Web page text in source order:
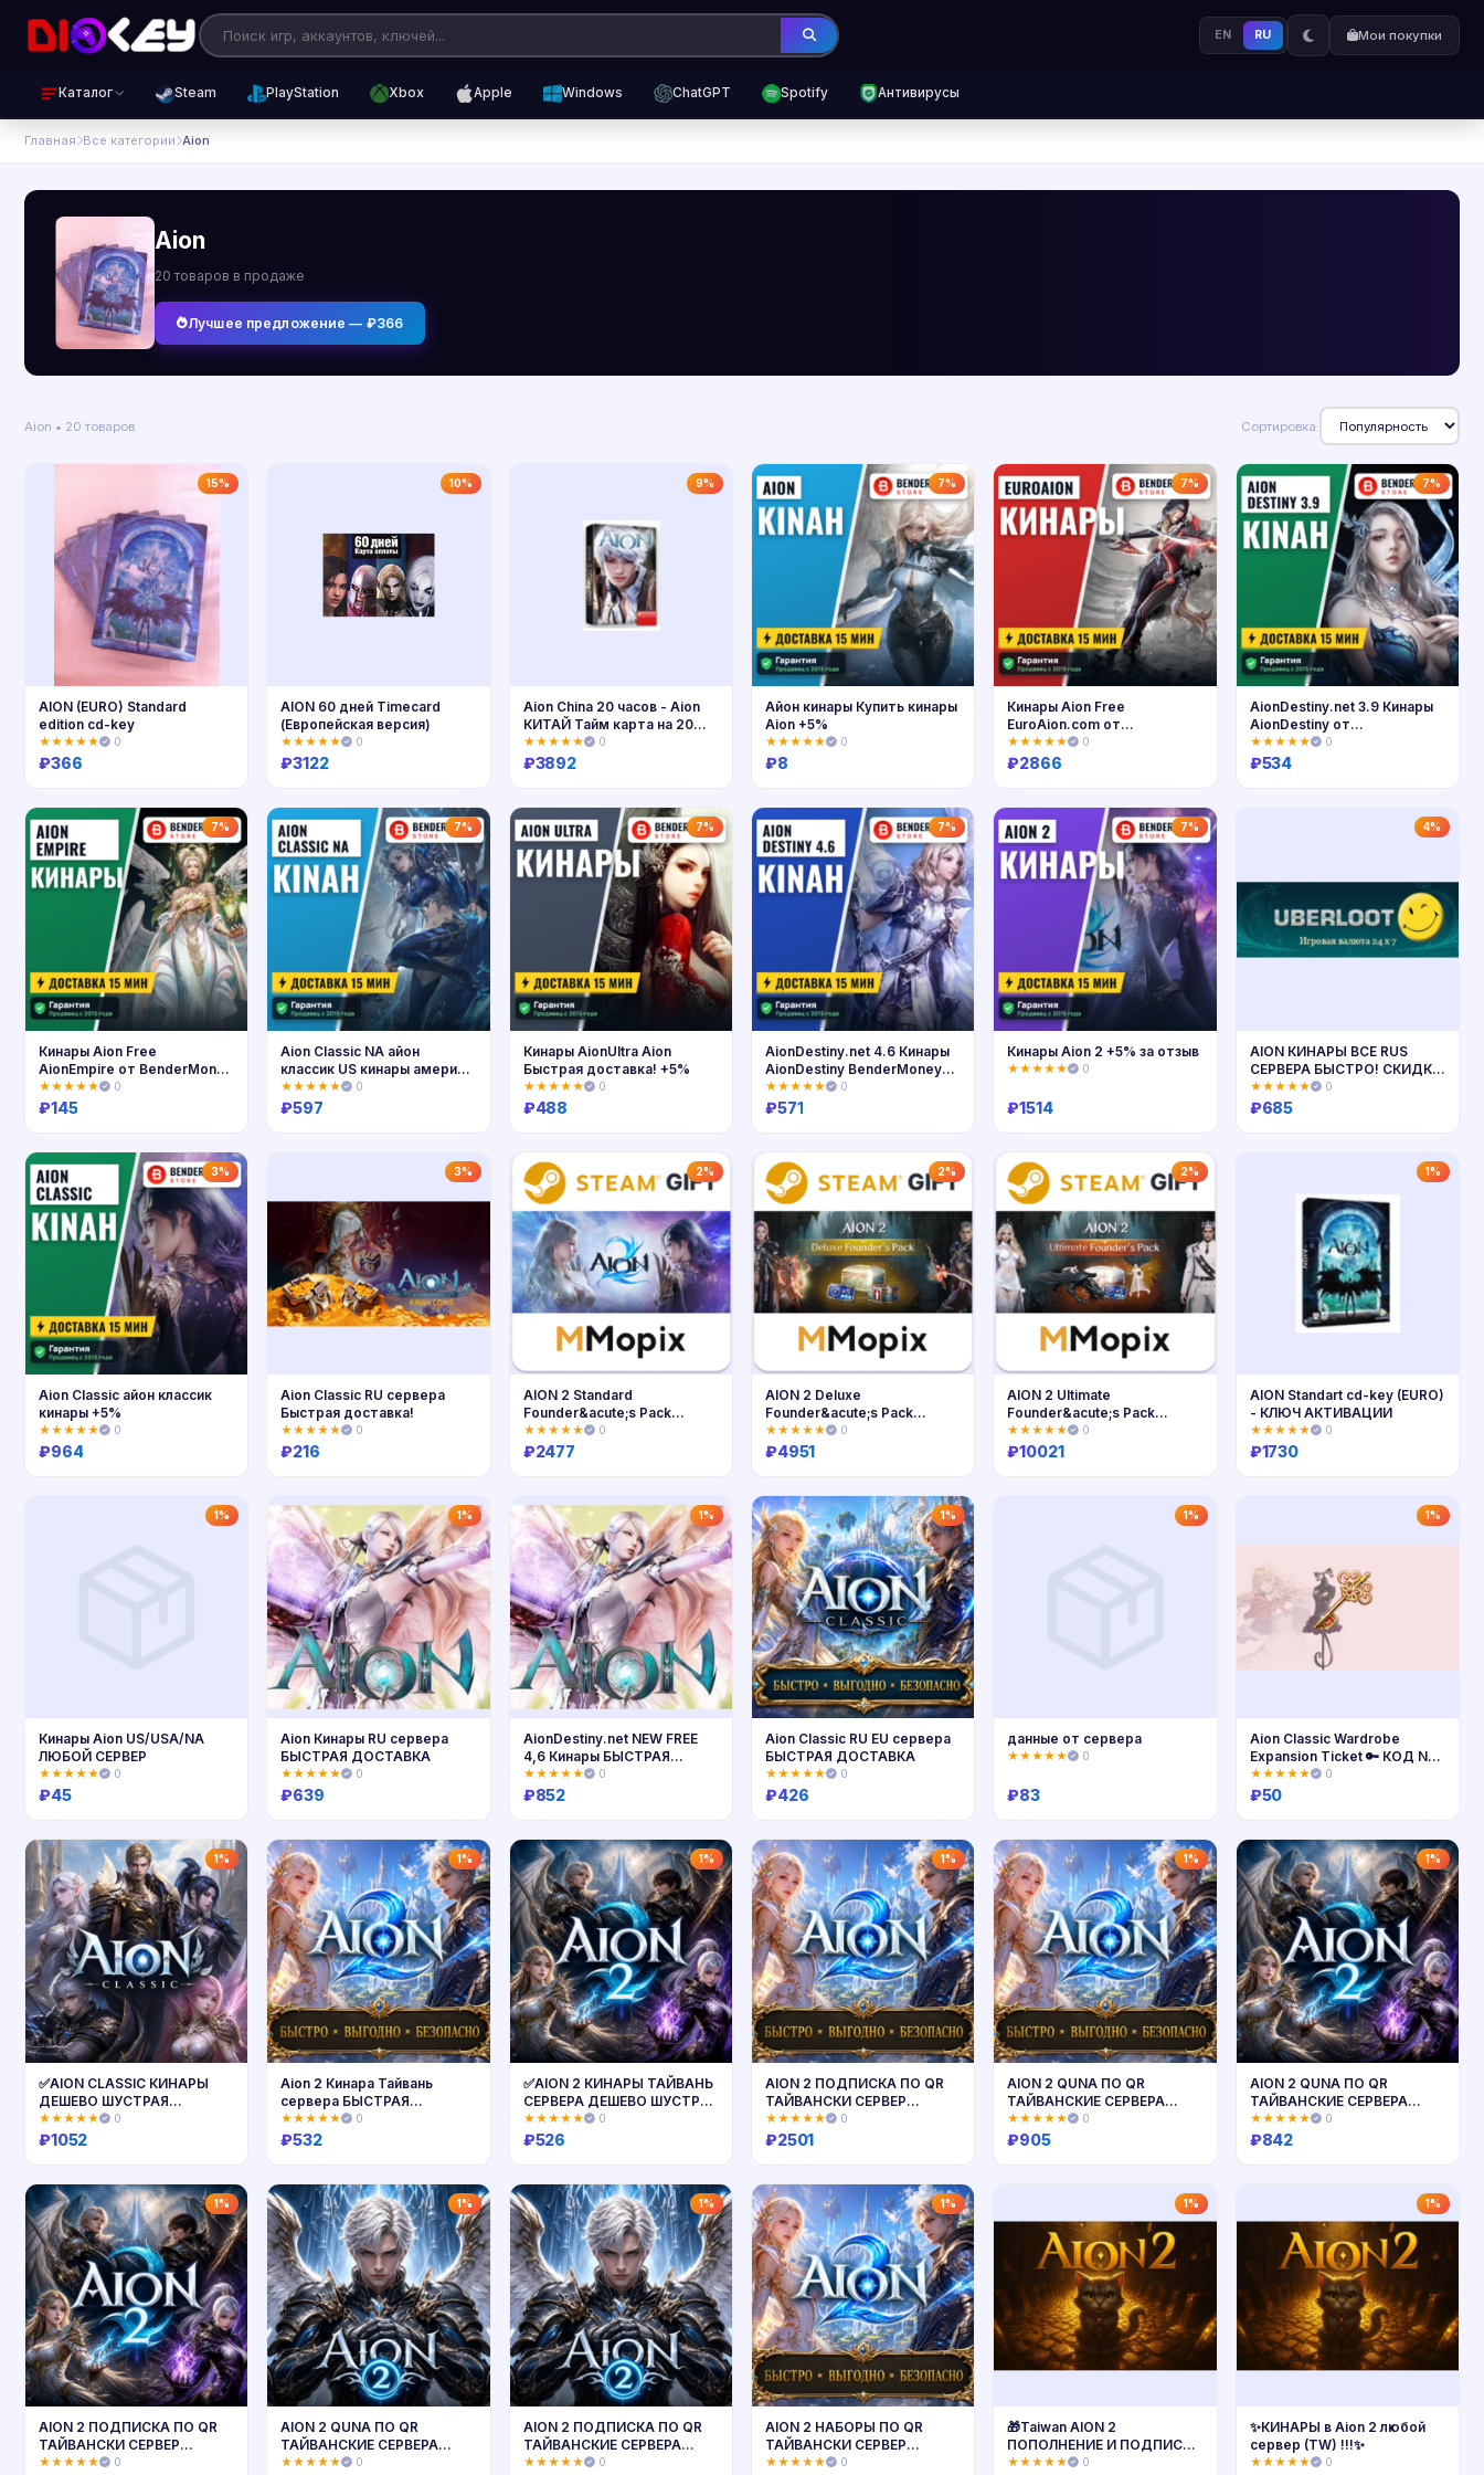
EN RU Мои покупки
Каталог Steam PlayStation Xbox Apple Windows ChatGPT Spotify Антивирусы
Главная Все категории Aion
Aion
20 товаров в продаже
Лучшее предложение — ₽366
Aion • 20 товаров Сортировка:
15%
Купить
AION (EURO) Standard
edition cd-key
★★★★★ 0
₽366
10%
Купить
AION 60 дней Timecard
(Европейская версия)
★★★★★ 0
₽3122
9%
Купить
Aion China 20 часов - Aion
КИТАЙ Тайм карта на 20
часов
★★★★★ 0
₽3892
7%
Купить
Айон кинары Купить кинары
Aion +5%
★★★★★ 0
₽8
7%
Купить
Кинары Aion Free
EuroAion.com от
BenderMoney +5%
★★★★★ 0
₽2866
7%
AionDestiny.net 3.9 Кинары
AionDestiny от
BenderMoney
★★★★★ 0
₽534
7%
Купить
Кинары Aion Free
AionEmpire от BenderMoney
+5%
★★★★★ 0
₽145
7%
Aion Classic NA айон
классик US кинары америка
+5%
★★★★★ 0
₽597
7%
Кинары AionUltra Aion
Быстрая доставка! +5%
★★★★★ 0
₽488
7%
AionDestiny.net 4.6 Кинары
AionDestiny BenderMoney
+5%
★★★★★ 0
₽571
7%
Кинары Aion 2 +5% за отзыв
★★★★★ 0
₽1514
4%
AION КИНАРЫ ВСЕ RUS
СЕРВЕРА БЫСТРО! СКИДКИ
+ БОНУС 7%
★★★★★ 0
₽685
3%
Aion Classic айон классик
кинары +5%
★★★★★ 0
₽964
3%
Купить
Aion Classic RU сервера
Быстрая доставка!
★★★★★ 0
₽216
2%
Купить
AION 2 Standard
Founder&acute;s Pack
STEAM
★★★★★ 0
₽2477
2%
Купить
AION 2 Deluxe
Founder&acute;s Pack
STEAM
★★★★★ 0
₽4951
2%
AION 2 Ultimate
Founder&acute;s Pack
STEAM
★★★★★ 0
₽10021
1%
AION Standart cd-key (EURO)
- КЛЮЧ АКТИВАЦИИ
★★★★★ 0
₽1730
1%
Купить
Кинары Aion US/USA/NA
ЛЮБОЙ СЕРВЕР
★★★★★ 0
₽45
1%
Купить
Aion Кинары RU сервера
БЫСТРАЯ ДОСТАВКА
★★★★★ 0
₽639
1%
Купить
AionDestiny.net NEW FREE
4,6 Кинары БЫСТРАЯ
ДОСТАВКА
★★★★★ 0
₽852
1%
Купить
Aion Classic RU EU сервера
БЫСТРАЯ ДОСТАВКА
★★★★★ 0
₽426
1%
Купить
данные от сервера
★★★★★ 0
₽83
1%
Купить
Aion Classic Wardrobe
Expansion Ticket 🔑 КОД NA
\ SA
★★★★★ 0
₽50
1%
Купить
✅AION CLASSIC КИНАРЫ
ДЕШЕВО ШУСТРАЯ
ДОСТАВКА✅
★★★★★ 0
₽1052
1%
Купить
Aion 2 Кинара Тайвань
сервера БЫСТРАЯ
ДОСТАВКА
★★★★★ 0
₽532
1%
Купить
✅AION 2 КИНАРЫ ТАЙВАНЬ
СЕРВЕРА ДЕШЕВО ШУСТРАЯ
ДОСТАВКА✅
★★★★★ 0
₽526
1%
Купить
AION 2 ПОДПИСКА ПО QR
ТАЙВАНСКИ СЕРВЕР
ТОЛЬКО ПК БЫСТРАЯ
ДОСТАВКА
★★★★★ 0
₽2501
1%
AION 2 QUNA ПО QR
ТАЙВАНСКИЕ СЕРВЕРА
ТОЛЬКО ПК БЫСТРАЯ
ДОСТАВКА
★★★★★ 0
₽905
1%
AION 2 QUNA ПО QR
ТАЙВАНСКИЕ СЕРВЕРА
ТОЛЬКО ПК ШУСТРАЯ
ДОСТАВКА
★★★★★ 0
₽842
1%
AION 2 ПОДПИСКА ПО QR
ТАЙВАНСКИ СЕРВЕР
ТОЛЬКО ПК ШУСТРАЯ
★★★★★ 0
1%
AION 2 QUNA ПО QR
ТАЙВАНСКИЕ СЕРВЕРА
ТОЛЬКО ПК
★★★★★ 0
1%
AION 2 ПОДПИСКА ПО QR
ТАЙВАНСКИЕ СЕРВЕРА
ТОЛЬКО ПК
★★★★★ 0
1%
AION 2 НАБОРЫ ПО QR
ТАЙВАНСКИ СЕРВЕР
ТОЛЬКО ПК БЫСТРАЯ
★★★★★ 0
1%
🎁Taiwan AION 2
ПОПОЛНЕНИЕ И ПОДПИСКА
Qunas NT$ по QR без входа
★★★★★ 0
1%
✨КИНАРЫ в Aion 2 любой
сервер (TW) !!!✨
★★★★★ 0